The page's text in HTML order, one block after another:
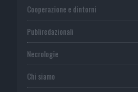
Cooperazione e dintorni
Publiredazionali
Necrologie
Chi siamo